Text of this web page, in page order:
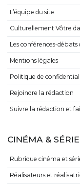
L’équipe du site
Culturellement Vôtre
Les conférences-
Mentions légales
Politique de
Rejoindre la rédaction
Suivre la rédaction et
CINÉMA &
Rubrique cinéma et
Réalisateurs et